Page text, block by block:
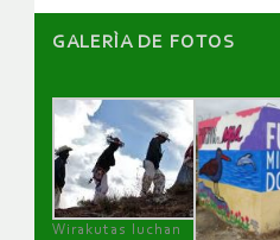
GALERÌA DE FOTOS
Wirakutas luchan